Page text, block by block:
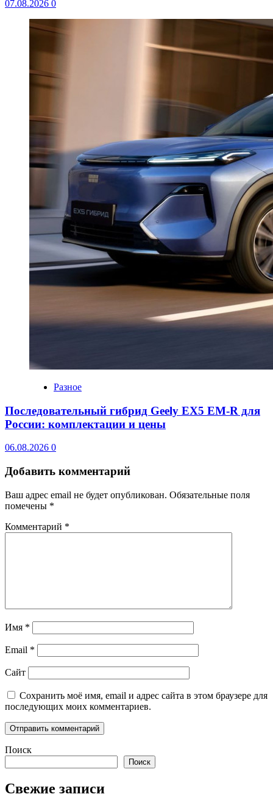
07.08.2026 0
Разное
Последовательный гибрид Geely EX5 EM-R для
России: комплектации и цены
06.08.2026 0
Добавить комментарий
Ваш адрес email не будет опубликован. Обязательные поля
помечены *
Комментарий *
Имя *
Email *
Сайт
Сохранить моё имя, email и адрес сайта в этом браузере для
последующих моих комментариев.
Поиск
Поиск
Свежие записи